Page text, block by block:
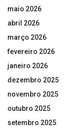
maio 2026
abril 2026
março 2026
fevereiro 2026
janeiro 2026
dezembro 2025
novembro 2025
outubro 2025
setembro 2025